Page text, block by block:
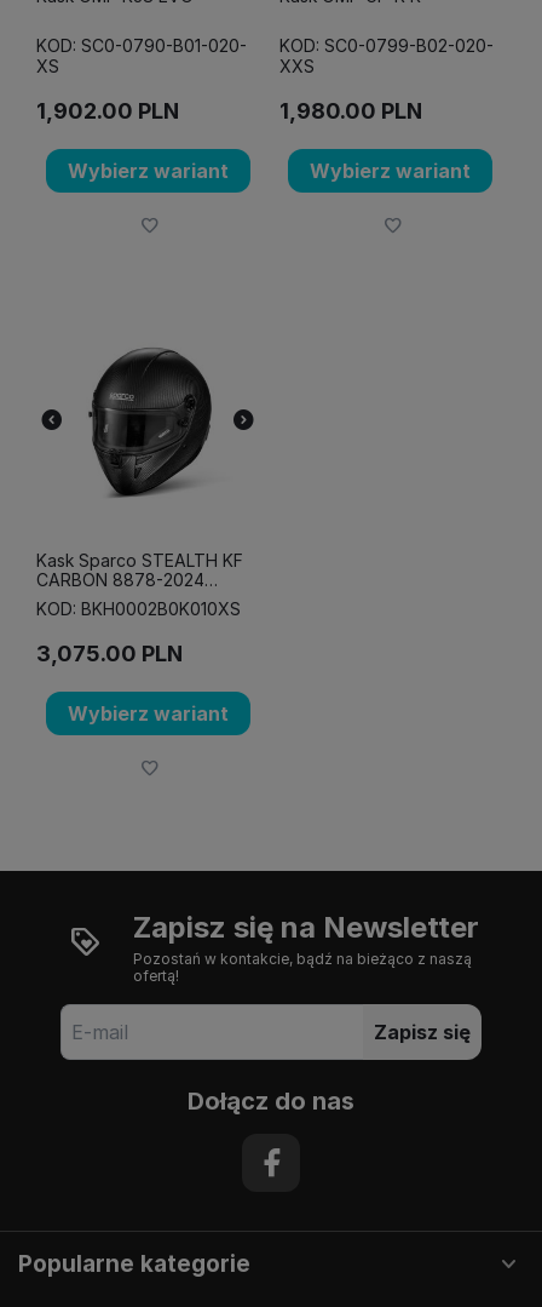
KOD: SC0-0790-B01-020-
XS
1,902.00 PLN
Wybierz wariant
KOD: SC0-0799-B02-020-
XXS
1,980.00 PLN
Wybierz wariant
Kask Sparco STEALTH KF
CARBON 8878-2024
czarno-czarny
KOD: BKH0002B0K010XS
3,075.00 PLN
Wybierz wariant
Zapisz się na Newsletter
Pozostań w kontakcie, bądź na bieżąco z naszą
ofertą!
Zapisz się
Dołącz do nas
Popularne kategorie